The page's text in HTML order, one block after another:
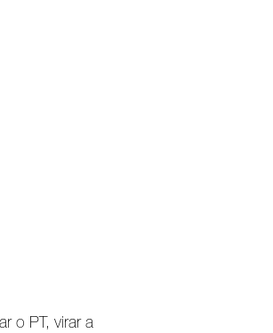
o PT, virar a